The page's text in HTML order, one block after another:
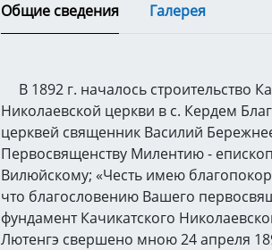
Общие сведения Галерея
В 1892 г. началось строительство
Николаевской церкви в с. Кердем
церквей священник Василий
Первосвященству Милентию -
Вилюйскому; «Честь имею
что благословению Вашего
фундамент Качикатского
Лютенгэ свершено мною 24 апреля